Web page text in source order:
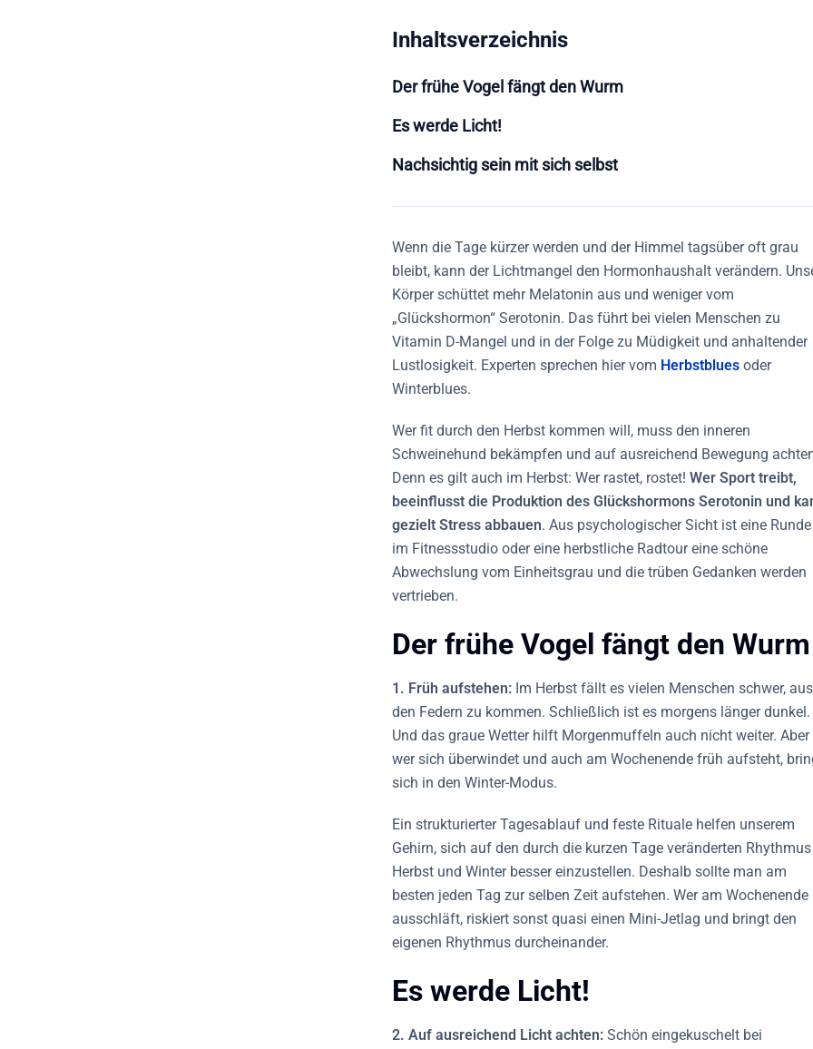
Inhaltsverzeichnis
Der frühe Vogel fängt den Wurm
Es werde Licht!
Nachsichtig sein mit sich selbst
Wenn die Tage kürzer werden und der Himmel tagsüber oft grau
bleibt, kann der Lichtmangel den Hormonhaushalt verändern.
Körper schüttet mehr Melatonin aus und weniger vom
„Glückshormon“ Serotonin. Das führt bei vielen Menschen zu
Vitamin D-Mangel und in der Folge zu Müdigkeit und anhaltender
Lustlosigkeit. Experten sprechen hier vom Herbstblues oder
Winterblues.
Wer fit durch den Herbst kommen will, muss den inneren
Schweinehund bekämpfen und auf ausreichend Bewegung
Denn es gilt auch im Herbst: Wer rastet, rostet! Wer Sport treibt,
beeinflusst die Produktion des Glückshormons Serotonin und
gezielt Stress abbauen. Aus psychologischer Sicht ist eine Runde
im Fitnessstudio oder eine herbstliche Radtour eine schöne
Abwechslung vom Einheitsgrau und die trüben Gedanken werden
vertrieben.
Der frühe Vogel fängt den Wurm
1. Früh aufstehen: Im Herbst fällt es vielen Menschen schwer, aus
den Federn zu kommen. Schließlich ist es morgens länger dunkel.
Und das graue Wetter hilft Morgenmuffeln auch nicht weiter. Aber
wer sich überwindet und auch am Wochenende früh aufsteht,
sich in den Winter-Modus.
Ein strukturierter Tagesablauf und feste Rituale helfen unserem
Gehirn, sich auf den durch die kurzen Tage veränderten
Herbst und Winter besser einzustellen. Deshalb sollte man am
besten jeden Tag zur selben Zeit aufstehen. Wer am Wochenende
ausschläft, riskiert sonst quasi einen Mini-Jetlag und bringt den
eigenen Rhythmus durcheinander.
Es werde Licht!
2. Auf ausreichend Licht achten: Schön eingekuschelt bei